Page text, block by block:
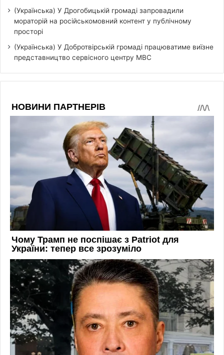
(Українська) У Дрогобицькій громаді запровадили
мораторій на російськомовний контент у публічному
просторі
(Українська) У Добротвірській громаді працюватиме виїзне
представництво сервісного центру МВС